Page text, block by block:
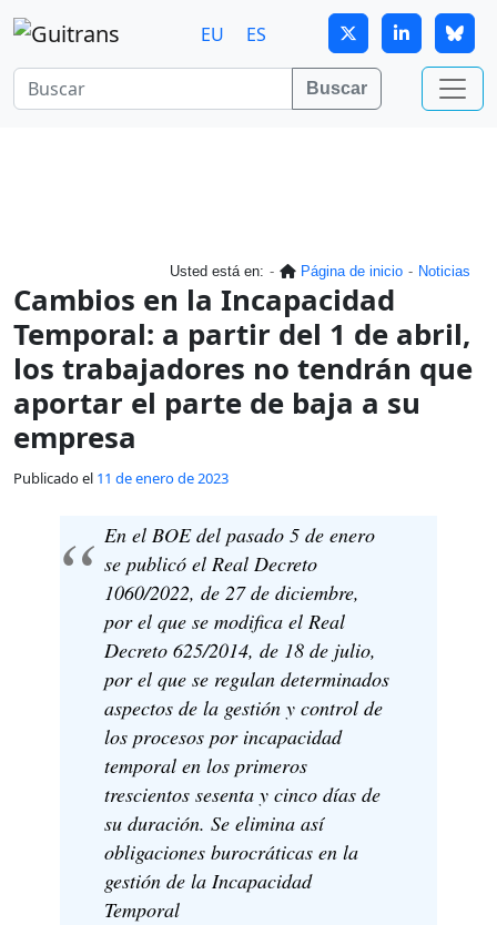
Continuar al contenido principal
EU
ES
Buscar
Usted está en: Página de inicio Noticias
Cambios en la Incapacidad
Temporal: a partir del 1 de abril,
los trabajadores no tendrán que
aportar el parte de baja a su
empresa
Publicado el 11 de enero de 2023
En el BOE del pasado 5 de enero
se publicó el Real Decreto
1060/2022, de 27 de diciembre,
por el que se modifica el Real
Decreto 625/2014, de 18 de julio,
por el que se regulan determinados
aspectos de la gestión y control de
los procesos por incapacidad
temporal en los primeros
trescientos sesenta y cinco días de
su duración. Se elimina así
obligaciones burocráticas en la
gestión de la Incapacidad
Temporal